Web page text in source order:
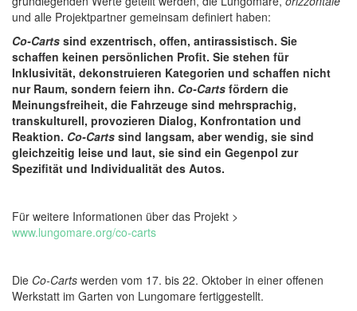
und alle Projektpartner gemeinsam definiert haben:
Co-Carts sind exzentrisch, offen, antirassistisch. Sie
schaffen keinen persönlichen Profit. Sie stehen für
Inklusivität, dekonstruieren Kategorien und schaffen nicht
nur Raum, sondern feiern ihn. Co-Carts fördern die
Meinungsfreiheit, die Fahrzeuge sind mehrsprachig,
transkulturell, provozieren Dialog, Konfrontation und
Reaktion. Co-Carts sind langsam, aber wendig, sie sind
gleichzeitig leise und laut, sie sind ein Gegenpol zur
Spezifität und Individualität des Autos.
Für weitere Informationen über das Projekt >
www.lungomare.org/co-carts
Die Co-Carts werden vom 17. bis 22. Oktober in einer offenen
Werkstatt im Garten von Lungomare fertiggestellt.